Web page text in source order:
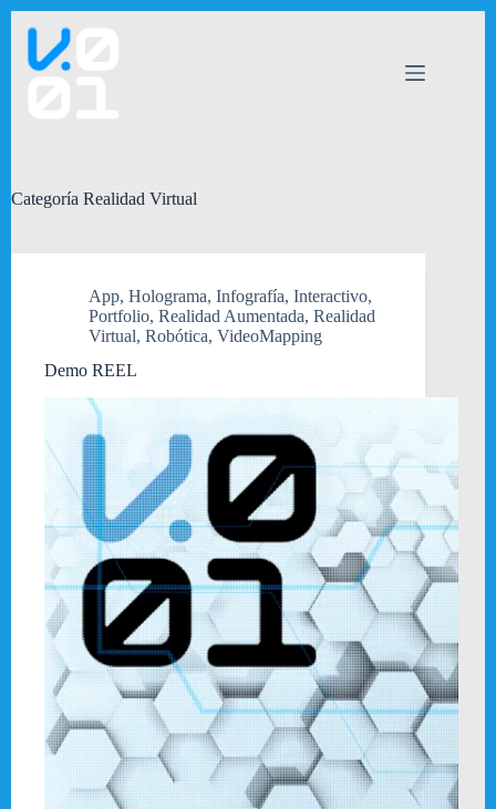
contenido
Categoría Realidad Virtual
App, Holograma, Infografía, Interactivo,
Portfolio, Realidad Aumentada, Realidad
Virtual, Robótica, VideoMapping
Demo REEL